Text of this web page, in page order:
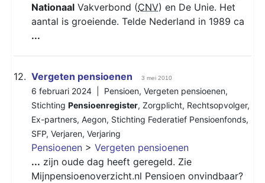
Nationaal Vakverbond (CNV) en De Unie. Het
aantal is groeiende. Telde Nederland in 1989 ca
...
12. Vergeten pensioenen 3 mei 2010
6 februari 2024 | Pensioen, Vergeten pensioenen,
Stichting Pensioenregister, Zorgplicht, Rechtsopvolger,
Ex-partners, Aegon, Stichting Federatief Pensioenfonds,
SFP, Verjaren, Verjaring
Pensioenen > Vergeten pensioenen
... zijn oude dag heeft geregeld. Zie
Mijnpensioenoverzicht.nl Pensioen onvindbaar?